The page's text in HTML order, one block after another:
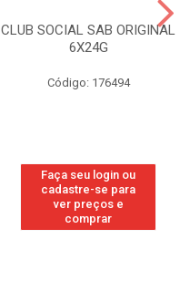
CLUB SOCIAL SAB ORIGINAL
6X24G
Código: 176494
Faça seu login ou
cadastre-se para
ver preços e
comprar